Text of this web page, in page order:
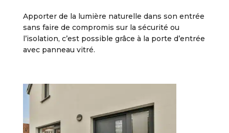
Apporter de la lumière naturelle dans son entrée
sans faire de compromis sur la sécurité ou
l’isolation, c’est possible grâce à la porte d’entrée
avec panneau vitré.